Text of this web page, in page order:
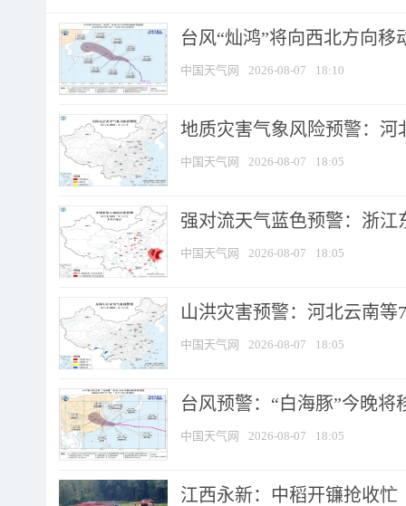
台风“灿鸿”将向西北方向移
中国天气网 2026-08-07 18:10
地质灾害气象风险预警：河
中国天气网 2026-08-07 18:05
强对流天气蓝色预警：浙江
中国天气网 2026-08-07 18:05
山洪灾害预警：河北云南
中国天气网 2026-08-07 18:05
台风预警：“白海豚”今晚将
中国天气网 2026-08-07 18:05
江西永新：中稻开镰抢收忙